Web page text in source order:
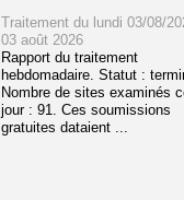
Traitement du lundi 03/08/
03 août 2026
Rapport du traitement
hebdomadaire. Statut :
Nombre de sites examinés
jour : 91. Ces soumissions
gratuites dataient ...